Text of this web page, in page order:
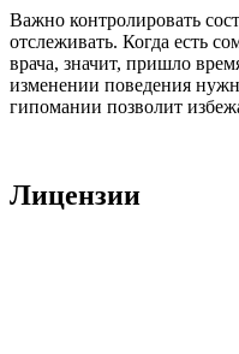
Важно контролировать
отслеживать. Когда есть
врача, значит, пришло
изменении поведения
гипомании позволит
Лицензии